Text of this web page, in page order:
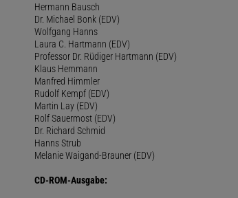
Hermann Bausch
Dr. Michael Bonk (EDV)
Wolfgang Hanns
Laura C. Hartmann (EDV)
Professor Dr. Rüdiger Hartmann (EDV)
Klaus Hemmann
Manfred Himmler
Rudolf Kempf (EDV)
Martin Lay (EDV)
Rolf Sauermost (EDV)
Dr. Richard Schmid
Hanns Strub
Melanie Waigand-Brauner (EDV)
CD-ROM-Ausgabe: